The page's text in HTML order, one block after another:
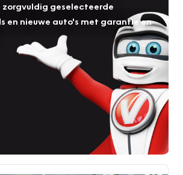
zorgvuldig geselecteerde
en nieuwe auto's met garantie en